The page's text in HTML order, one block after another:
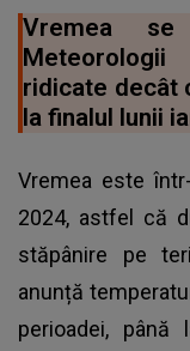
Vremea se
ridicate decât
la finalul lunii
Vremea este
2024, astfel că
stăpânire pe
anunță
perioadei,